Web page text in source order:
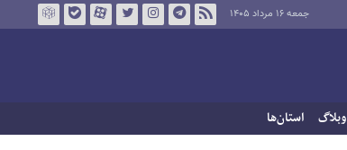
جمعه ۱۶ مرداد ۱۴۰۵
وبلاگ استان‌ها